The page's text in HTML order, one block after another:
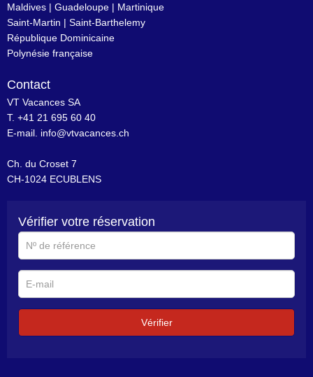
Maldives | Guadeloupe | Martinique
Saint-Martin | Saint-Barthelemy
République Dominicaine
Polynésie française
Contact
VT Vacances SA
T. +41 21 695 60 40
E-mail. info@vtvacances.ch
Ch. du Croset 7
CH-1024 ECUBLENS
Vérifier votre réservation
N°
de
E-
mail
Vérifier